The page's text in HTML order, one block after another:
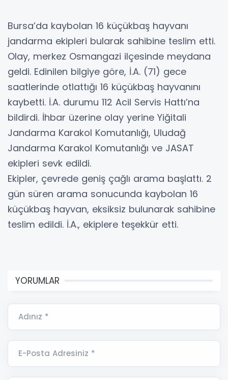
Bursa’da kaybolan 16 küçükbaş hayvanı
jandarma ekipleri bularak sahibine teslim etti.
Olay, merkez Osmangazi ilçesinde meydana
geldi. Edinilen bilgiye göre, İ.A. (71) gece
saatlerinde otlattığı 16 küçükbaş hayvanını
kaybetti. İ.A. durumu 112 Acil Servis Hattı’na
bildirdi. İhbar üzerine olay yerine Yiğitali
Jandarma Karakol Komutanlığı, Uludağ
Jandarma Karakol Komutanlığı ve JASAT
ekipleri sevk edildi.
Ekipler, çevrede geniş çağlı arama başlattı. 2
gün süren arama sonucunda kaybolan 16
küçükbaş hayvan, eksiksiz bulunarak sahibine
teslim edildi. İ.A., ekiplere teşekkür etti.
YORUMLAR
Adınız *
E-Posta Adresiniz *